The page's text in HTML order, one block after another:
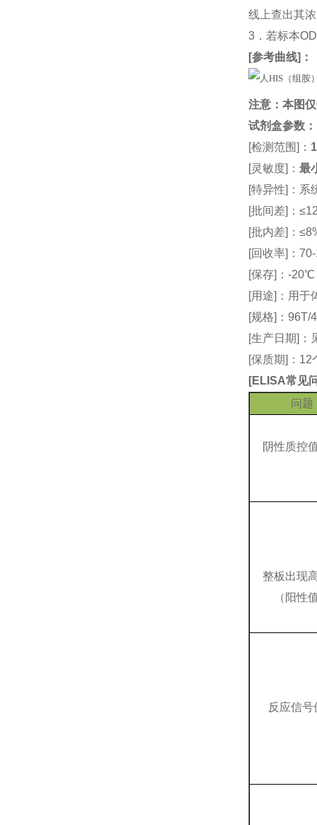
线上查出其
3．若标本
[参考曲线]：
注意：本图
试剂盒参数 ：
[检测范围]：
[灵敏度]：最
[特异性]：系
[批间差]：
[批内差]：
[回收率]：
[保存]：-
[用途]：用于
[规格]：96T/
[生产日期]：
[保质期]：
[ELISA常见
问题
阴性质控
整板出现
（阳性
反应信号